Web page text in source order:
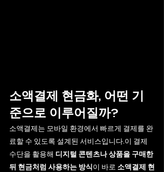
소액결제 현금화, 어떤 기
준으로 이루어질까?
소액결제는 모바일 환경에서 빠르게 결제를 완
료할 수 있도록 설계된 서비스입니다.이 결제
수단을 활용해 디지털 콘텐츠나 상품을 구매한
뒤 현금처럼 사용하는 방식이 바로 소액결제 현